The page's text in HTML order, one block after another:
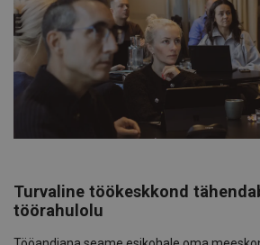
Turvaline töökeskkond
töörahulolu